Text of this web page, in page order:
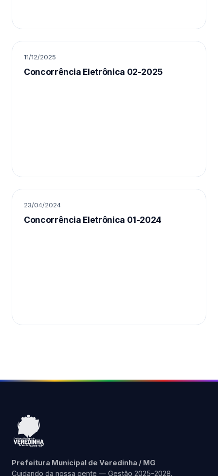
11/12/2025
Concorrência Eletrônica 02-2025
23/04/2024
Concorrência Eletrônica 01-2024
Prefeitura Municipal de Veredinha / MG
Cuidando da nossa gente — Gestão 2025-2028.